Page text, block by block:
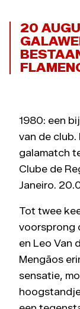
20
1980: een
van de club.
galamatch
Clube de
Janeiro.
Tot twee
voorsprong
en Leo Van
Mengãos
sensatie,